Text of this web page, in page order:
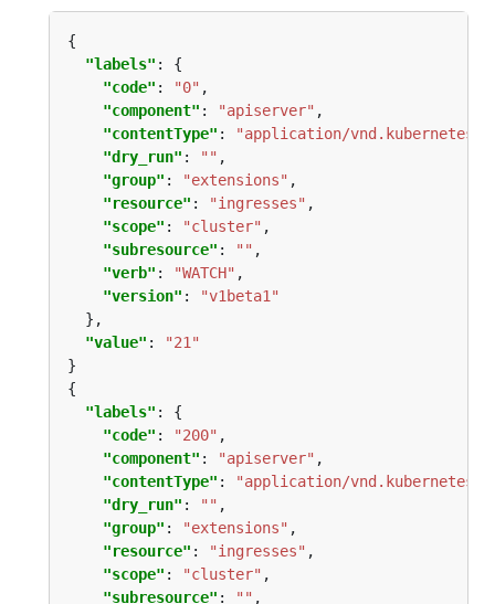
"labels"
"code" : "0"
"component" : "apiserver"
"contentType" :
"application/
"dry_run" : ""
"group" : "extensions"
"resource" : "ingresses"
"scope" : "cluster"
"subresource" : ""
"verb" : "WATCH"
"version" :
"v1beta1"
"value" :
"21"
"labels"
"code" : "200"
"component" : "apiserver"
"contentType" :
"application/
"dry_run" : ""
"group" : "extensions"
"resource" : "ingresses"
"scope" : "cluster"
"subresource" : ""